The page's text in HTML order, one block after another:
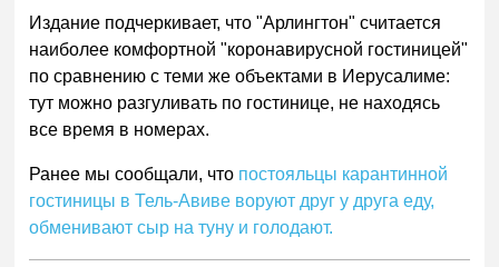
Издание подчеркивает, что "Арлингтон" считается
наиболее комфортной "коронавирусной гостиницей"
по сравнению с теми же объектами в Иерусалиме:
тут можно разгуливать по гостинице, не находясь
все время в номерах.
Ранее мы сообщали, что постояльцы карантинной
гостиницы в Тель-Авиве воруют друг у друга еду,
обменивают сыр на туну и голодают.